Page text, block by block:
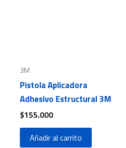
3M
Pistola Aplicadora
Adhesivo Estructural 3M
$155.000
Añadir al carrito